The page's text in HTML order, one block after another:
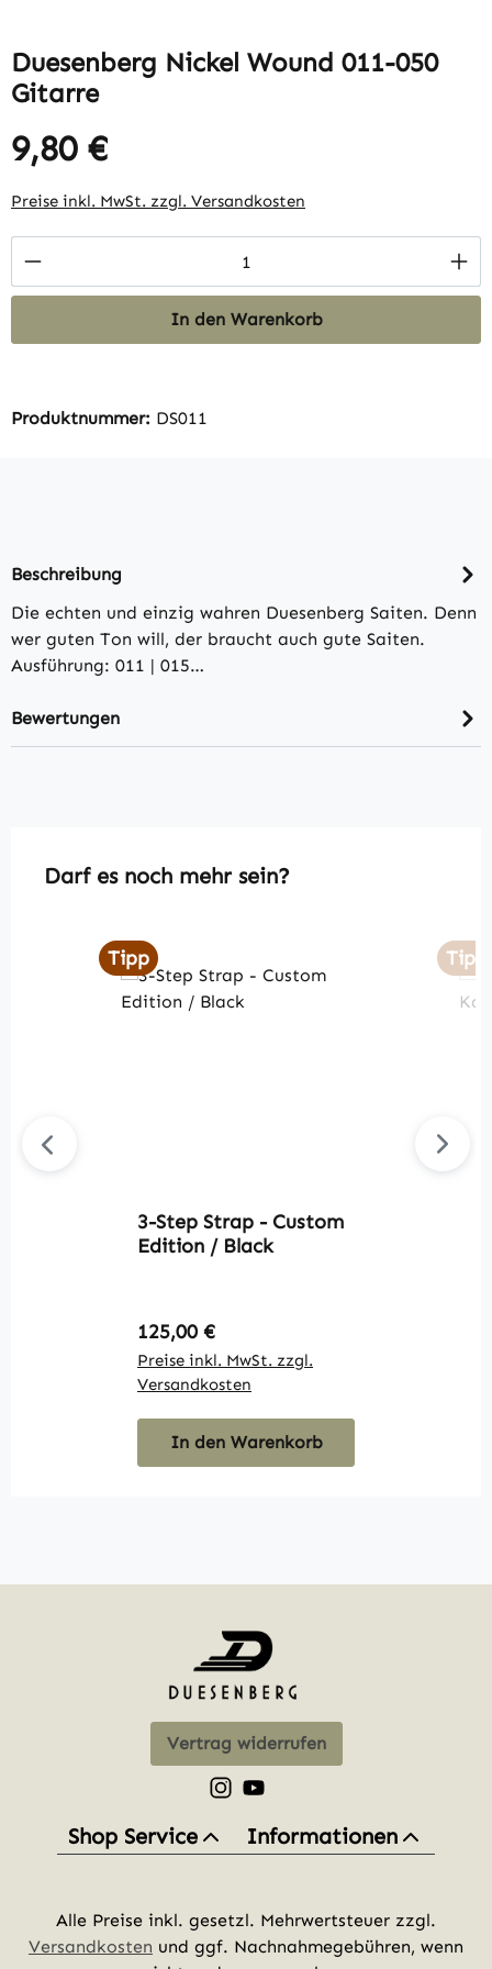
Duesenberg Nickel Wound 011-050
Gitarre
Regulärer Preis:
9,80 €
Preise inkl. MwSt. zzgl. Versandkosten
Produkt Anzahl: Gib den gewünschten
In den Warenkorb
Produktnummer: DS011
Beschreibung
Die echten und einzig wahren Duesenberg Saiten. Denn
wer guten Ton will, der braucht auch gute Saiten.
Ausführung: 011 | 015…
Bewertungen
Produktgalerie überspringen
Darf es noch mehr sein?
Tipp
3-Step Strap - Custom
Edition / Black
Regulärer Preis:
125,00 €
Preise inkl. MwSt. zzgl.
Versandkosten
In den Warenkorb
Tipp
Vertrag widerrufen
Schau auf Instagram vorbei –
Sieh dir unsere Videos auf
Shop Service Informationen
Alle Preise inkl. gesetzl. Mehrwertsteuer zzgl.
Versandkosten und ggf. Nachnahmegebühren, wenn